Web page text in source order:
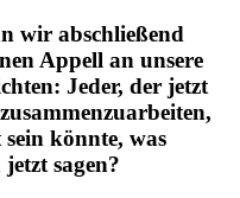
wir abschließend
Appell an unsere
Jeder, der jetzt
könnte, was
sagen?